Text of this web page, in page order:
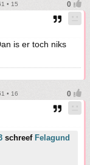
• 15
is er toch niks
• 16
schreef Felagund